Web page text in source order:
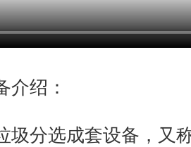
介绍：
圾分选成套设备，又